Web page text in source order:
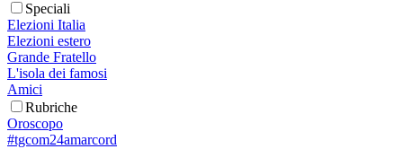
Speciali
Elezioni Italia
Elezioni estero
Grande Fratello
L'isola dei famosi
Amici
Rubriche
Oroscopo
#tgcom24amarcord